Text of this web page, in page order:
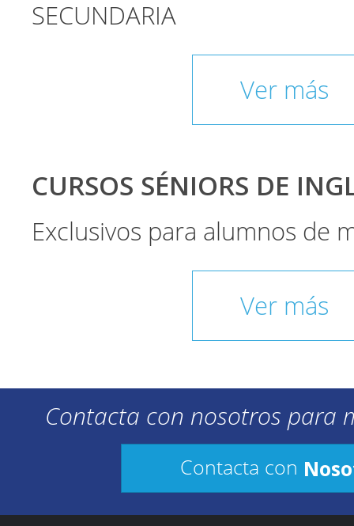
SECUNDARIA
Ver más
CURSOS SÉNIORS DE
Exclusivos para alumnos de
Ver más
Contacta con nosotros para
Contacta con